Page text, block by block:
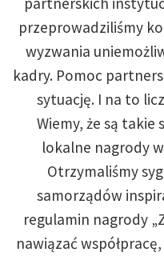
przeprowadziliśmy
wyzwania
kadry. Pomoc
sytuację. I na to
Wiemy, że są
lokalne nagrody
Otrzymaliśmy
samorządów
regulamin nagrody
nawiązać